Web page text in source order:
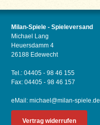
Milan-Spiele - Spieleversand
Michael Lang
Heuersdamm 4
26188 Edewecht
Tel.: 04405 - 98 46 155
Fax: 04405 - 98 46 157
eMail:michael@milan-spiele.de
Vertrag widerrufen